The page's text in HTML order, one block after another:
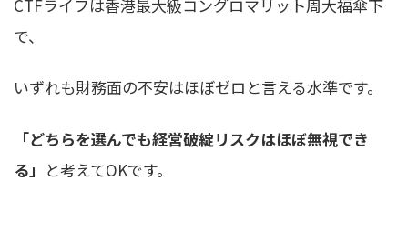
CTFライフは香港最大級コングロマリット周大福傘下
で、
いずれも財務面の不安はほぼゼロと言える水準です。
「どちらを選んでも経営破綻リスクはほぼ無視でき
る」 と考えてOKです。